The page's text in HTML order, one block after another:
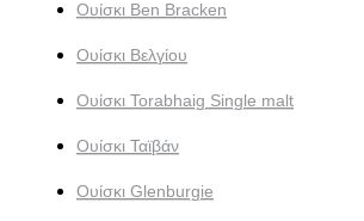
Ουίσκι Ben Bracken
Ουίσκι Βελγίου
Ουίσκι Torabhaig Single malt
Ουίσκι Ταϊβάν
Ουίσκι Glenburgie